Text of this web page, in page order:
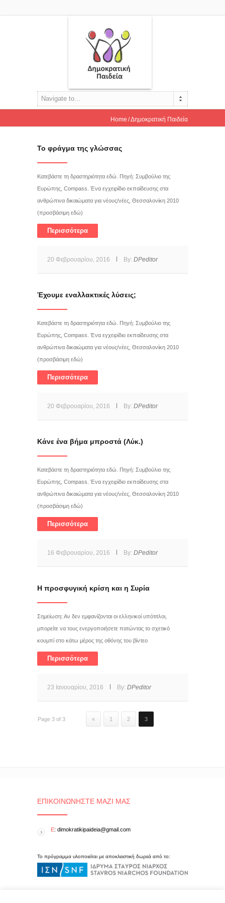
Navigate to...
Home Δημοκρατική Παιδεία
Το φράγμα της γλώσσας
Κατεβάστε τη δραστηριότητα εδώ. Πηγή: Συμβούλιο της
Ευρώπης, Compass. Ένα εγχειρίδιο εκπαίδευσης στα
ανθρώπινα δικαιώματα για νέους/νέες, Θεσσαλονίκη 2010
(προσβάσιμη εδώ)
Περισσότερα
20 Φεβρουαρίου, 2016 By: DPeditor
Έχουμε εναλλακτικές λύσεις;
Κατεβάστε τη δραστηριότητα εδώ. Πηγή: Συμβούλιο της
Ευρώπης, Compass. Ένα εγχειρίδιο εκπαίδευσης στα
ανθρώπινα δικαιώματα για νέους/νέες, Θεσσαλονίκη 2010
(προσβάσιμη εδώ)
Περισσότερα
20 Φεβρουαρίου, 2016 By: DPeditor
Κάνε ένα βήμα μπροστά (Λύκ.)
Κατεβάστε τη δραστηριότητα εδώ. Πηγή: Συμβούλιο της
Ευρώπης, Compass. Ένα εγχειρίδιο εκπαίδευσης στα
ανθρώπινα δικαιώματα για νέους/νέες, Θεσσαλονίκη 2010
(προσβάσιμη εδώ)
Περισσότερα
16 Φεβρουαρίου, 2016 By: DPeditor
Η προσφυγική κρίση και η Συρία
Σημείωση: Αν δεν εμφανίζονται οι ελληνικοί υπότιτλοι,
μπορείτε να τους ενεργοποιήσετε πατώντας το σχετικό
κουμπί στο κάτω μέρος της οθόνης του βίντεο
Περισσότερα
23 Ιανουαρίου, 2016 By: DPeditor
Page 3 of 3 « 1 2 3
ΕΠΙΚΟΙΝΩΝΉΣΤΕ ΜΑΖΊ ΜΑΣ
E: dimokratikipaideia@gmail.com
Το πρόγραμμα υλοποιείται με αποκλειστική δωρεά από το: